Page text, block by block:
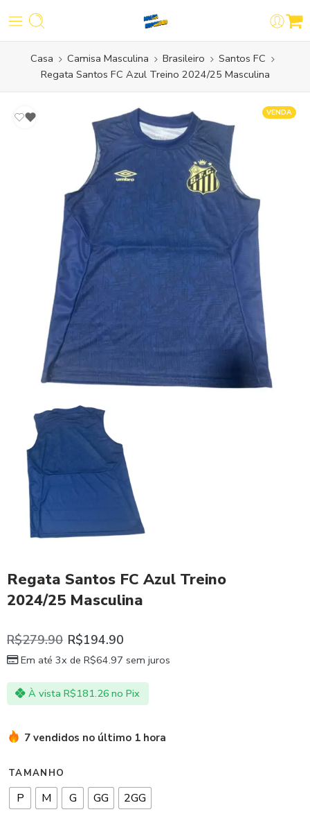
Casa Camisa Masculina Brasileiro
Santos FC
Regata Santos FC Azul Treino 2024/25 Masculina
VENDA
Regata Santos FC Azul Treino
2024/25 Masculina
R$279.90 R$194.90
Em até 3x de R$64.97 sem juros
À vista R$181.26 no Pix
7 vendidos no último 1 hora
TAMANHO
P M G GG 2GG